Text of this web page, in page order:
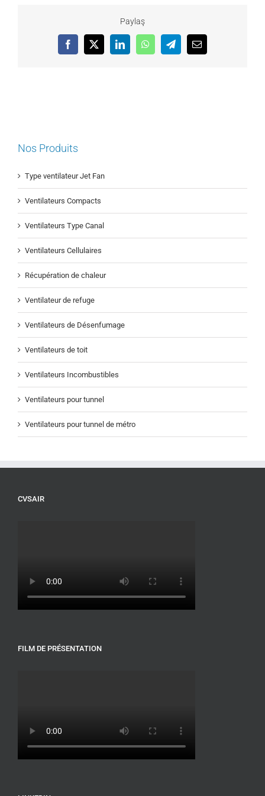
Paylaş
Facebook
X LinkedInWhatsAppTelegramEmail
Nos Produits
Type ventilateur Jet Fan
Ventilateurs Compacts
Ventilateurs Type Canal
Ventilateurs Cellulaires
Récupération de chaleur
Ventilateur de refuge
Ventilateurs de Désenfumage
Ventilateurs de toit
Ventilateurs Incombustibles
Ventilateurs pour tunnel
Ventilateurs pour tunnel de métro
CVSAIR
FILM DE PRÉSENTATION